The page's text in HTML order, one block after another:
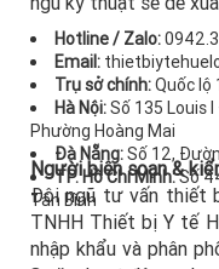
Hotline / Zalo:
Email:
Trụ sở chính:Quốc lộ
Hà Nội:Số 135 Louis
Phường Hoàng Mai
Đà Nẵng:Số 12,
TP. Hồ Chí Minh:Số
Tân Bình
Người biên soạn &
Đội ngũ tư vấn thiết
TNHH Thiết bị Y tế
nhập khẩu và phân